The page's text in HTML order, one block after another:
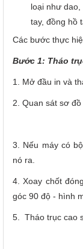
loại như
tay, đồng hồ
Các bước thực
Bước 1: Tháo
1. Mở đầu in và
2. Quan sát sơ
3. Nếu máy có
nó ra.
4. Xoay chốt
góc 90 độ - hình
5. Tháo trục cao